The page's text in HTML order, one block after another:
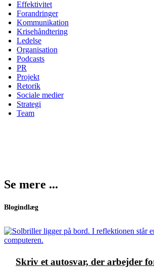
Effektivitet
Forandringer
Kommunikation
Krisehåndtering
Ledelse
Organisation
Podcasts
PR
Projekt
Retorik
Sociale medier
Strategi
Team
Se mere ...
Blogindlæg
Skriv et autosvar, der arbejder